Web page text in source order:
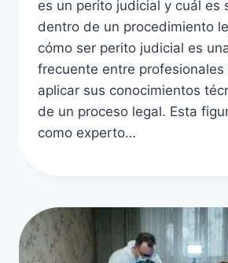
es un perito judicial y cuál es
dentro de un procedimiento
cómo ser perito judicial es
frecuente entre profesionales
aplicar sus conocimientos
de un proceso legal. Esta
como experto…